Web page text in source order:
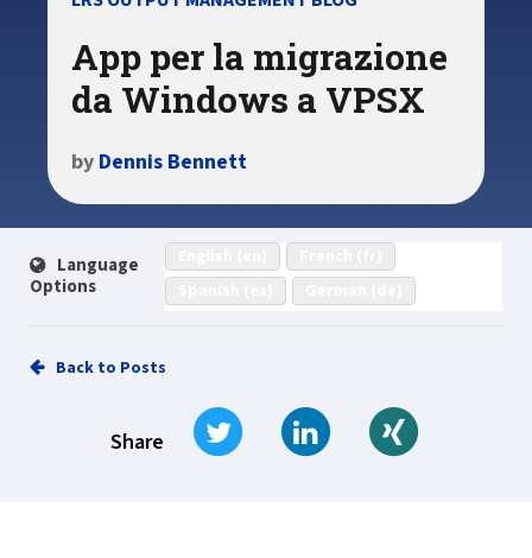
App per la migrazione
da Windows a VPSX
by Dennis Bennett
Language
Options
Back to Posts
Share
Tweet Share on LinkedIn